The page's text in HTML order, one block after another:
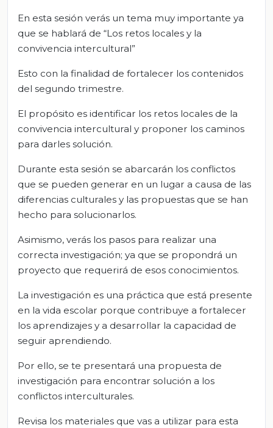
En esta sesión verás un tema muy importante ya
que se hablará de “Los retos locales y la
convivencia intercultural”
Esto con la finalidad de fortalecer los contenidos
del segundo trimestre.
El propósito es identificar los retos locales de la
convivencia intercultural y proponer los caminos
para darles solución.
Durante esta sesión se abarcarán los conflictos
que se pueden generar en un lugar a causa de las
diferencias culturales y las propuestas que se han
hecho para solucionarlos.
Asimismo, verás los pasos para realizar una
correcta investigación; ya que se propondrá un
proyecto que requerirá de esos conocimientos.
La investigación es una práctica que está presente
en la vida escolar porque contribuye a fortalecer
los aprendizajes y a desarrollar la capacidad de
seguir aprendiendo.
Por ello, se te presentará una propuesta de
investigación para encontrar solución a los
conflictos interculturales.
Revisa los materiales que vas a utilizar para esta